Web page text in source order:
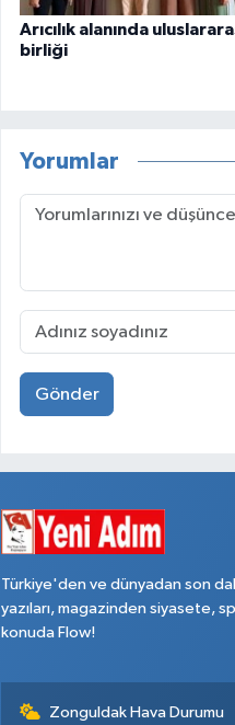
Arıcılık alanında
birliği
Yorumlar
Gönder
Türkiye'den ve dünyadan son
yazıları, magazinden siyasete,
konuda Flow!
Zonguldak Hava Durumu